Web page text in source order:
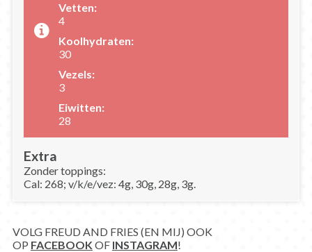
Vetten:
4
Koolhydraten:
30
Vezels:
3
Eiwitten:
28
Extra
Zonder toppings:
Cal: 268; v/k/e/vez: 4g, 30g, 28g, 3g.
VOLG FREUD AND FRIES (EN MIJ) OOK
OP FACEBOOK OF INSTAGRAM!